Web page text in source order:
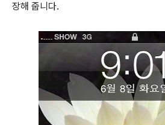
장해 줍니다.